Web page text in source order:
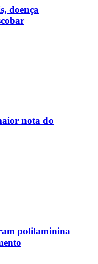
doença
nota do
polilaminina